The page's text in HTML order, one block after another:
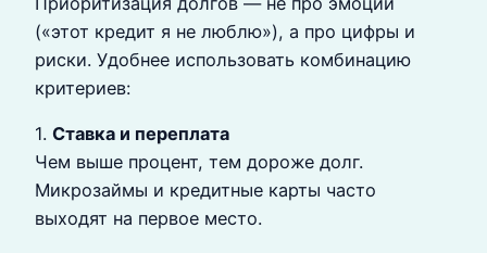
(«этот кредит я не люблю»), а про цифры и
риски. Удобнее использовать комбинацию
критериев:
1. Ставка и переплата
Чем выше процент, тем дороже долг.
Микрозаймы и кредитные карты часто
выходят на первое место.